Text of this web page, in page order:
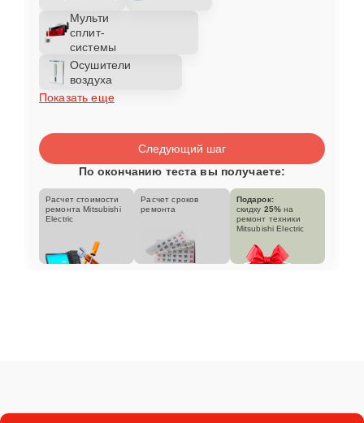
Мульти
сплит-
системы
Осушители
воздуха
Показать еще
Следующий шаг
По окончанию теста вы получаете:
Расчет стоимости
ремонта Mitsubishi
Electric
Расчет сроков
ремонта
Подарок:
скидку 25% на
ремонт техники
Mitsubishi Electric